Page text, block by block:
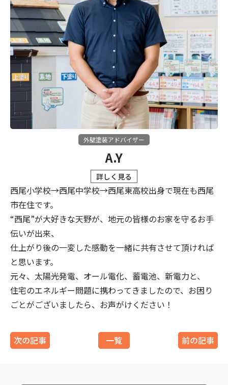
外壁塗装アドバイザー
A.Y
詳しく見る
西尾小学校→西尾中学校→西尾東高校出身で現在も西尾
市在住です。
“西尾”が大好きな天野が、地元の皆様のお家を守るお手
伝いが出来、
仕上がり後の一変した感動を一緒に共有させて頂ければ
と思います。
元々、太陽光発電、オール電化、蓄電池、新電力と、
住宅のエネルギー問題に携わってきましたので、お困り
ごとがございましたら、お声がけください！
次の記事 一覧 前の記事